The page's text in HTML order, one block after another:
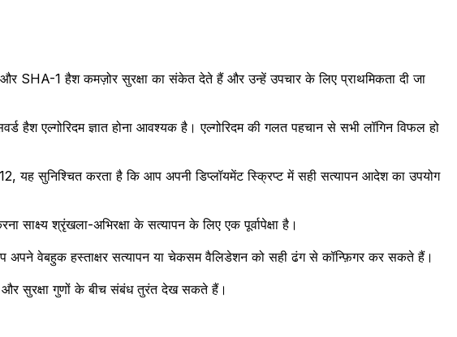
और SHA-1 हैश कमज़ोर सुरक्षा का संकेत देते हैं और उन्हें उपचार के लिए प्राथमिकता दी जा
हैश एल्गोरिदम ज्ञात होना आवश्यक है। एल्गोरिदम की गलत पहचान से सभी लॉगिन विफल हो
यह सुनिश्चित करता है कि आप अपनी डिप्लॉयमेंट स्क्रिप्ट में सही सत्यापन आदेश का उपयोग
श्रृंखला-अभिरक्षा के सत्यापन के लिए एक पूर्वापेक्षा है।
अपने वेबहुक हस्ताक्षर सत्यापन या चेकसम वैलिडेशन को सही ढंग से कॉन्फ़िगर कर सकते हैं।
और सुरक्षा गुणों के बीच संबंध तुरंत देख सकते हैं।